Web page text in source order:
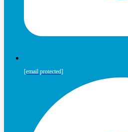
[email protected]